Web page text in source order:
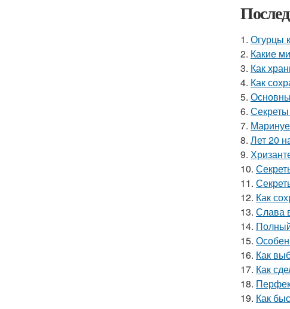
1. Огурцы
2. Какие
3. Как
4. Как
5.
6.
7.
8. Лет 20
9.
10.
11.
12. Как
13. Слава
14.
15.
16. Как
17. Как
18.
19. Как